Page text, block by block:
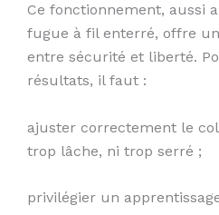
Ce fonctionnement, aussi
fugue à fil enterré, offre
entre sécurité et liberté.
résultats, il faut :
ajuster correctement le
trop lâche, ni trop serré ;
privilégier un